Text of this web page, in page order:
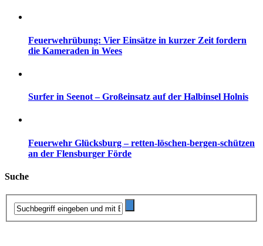
Feuerwehrübung: Vier Einsätze in kurzer Zeit fordern
die Kameraden in Wees
Surfer in Seenot – Großeinsatz auf der Halbinsel Holnis
Feuerwehr Glücksburg – retten-löschen-bergen-schützen
an der Flensburger Förde
Suche